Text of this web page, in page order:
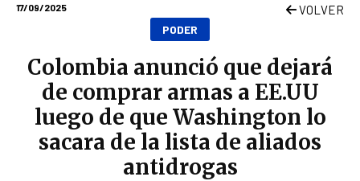
17/09/2025 VOLVER
PODER
Colombia anunció que dejará
de comprar armas a EE.UU
luego de que Washington lo
sacara de la lista de aliados
antidrogas